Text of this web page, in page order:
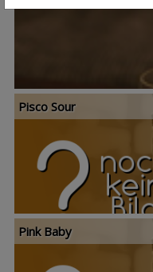
Pisco Sour
Pink Baby